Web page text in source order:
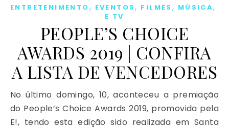
ENTRETENIMENTO, EVENTOS, FILMES , MÚSICA,
E TV
PEOPLE’S CHOICE
AWARDS 2019 | CONFIRA
A LISTA DE VENCEDORES
No último domingo, 10, aconteceu a premiação
do People’s Choice Awards 2019, promovida pela
E!, tendo esta edição sido realizada em Santa